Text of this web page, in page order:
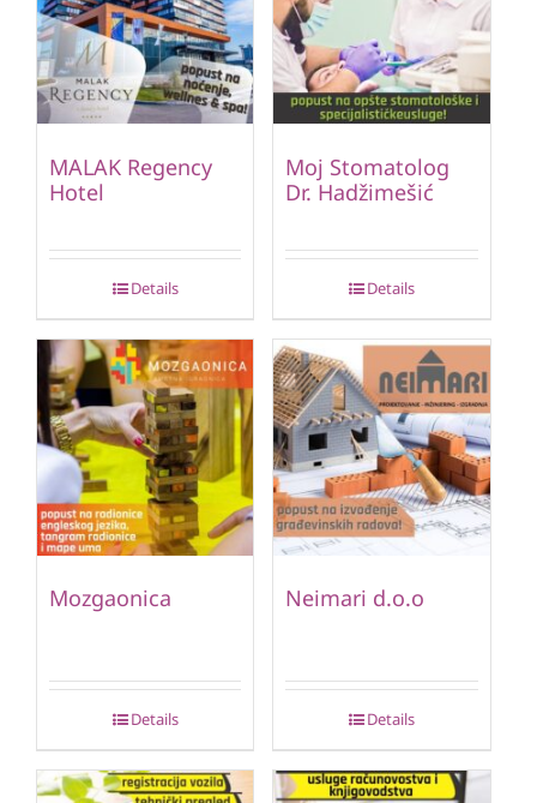
MALAK Regency
Hotel
Details
Moj Stomatolog
Dr. Hadžimešić
Details
Mozgaonica
Details
Neimari d.o.o
Details